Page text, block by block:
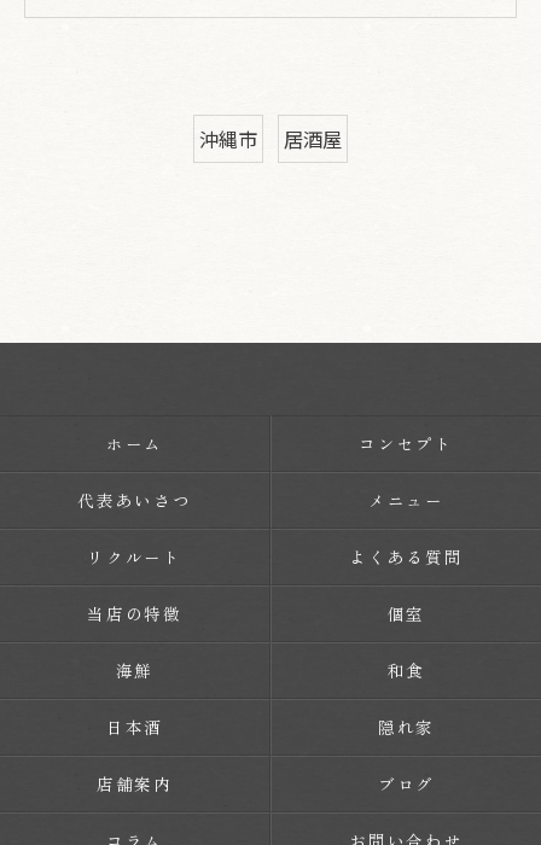
沖縄市 居酒屋
ホーム コンセプト
代表あいさつ メニュー
リクルート よくある質問
当店の特徴 個室
海鮮 和食
日本酒 隠れ家
店舗案内 ブログ
コラム お問い合わせ